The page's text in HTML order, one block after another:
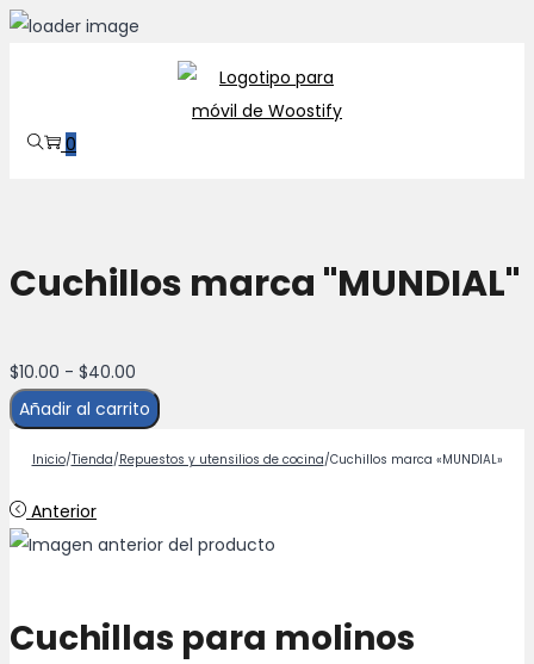
navegación
0
Cuchillos marca "MUNDIAL"
$10.00 - $40.00
de
desde
hasta
Añadir al carrito
Inicio/Tienda/Repuestos y utensilios de cocina/Cuchillos marca «MUNDIAL»
Anterior
Cuchillas para molinos